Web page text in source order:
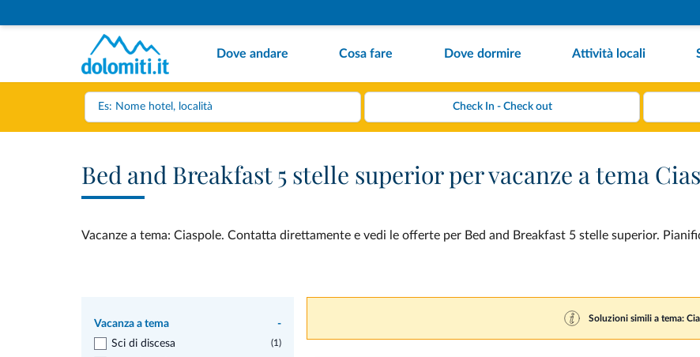
Dove andare Cosa fare Dove dormire Attività locali
Bed and Breakfast 5 stelle superior per vacanze a tema
Vacanze a tema: Ciaspole. Contatta direttamente e vedi le offerte per Bed and Breakfast 5 stelle superior.
Vacanza a tema
-
Sci di discesa
(1)
Soluzioni simili a tema: